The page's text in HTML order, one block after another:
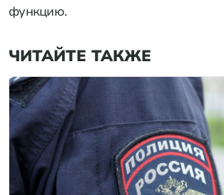
функцию.
ЧИТАЙТЕ ТАКЖЕ